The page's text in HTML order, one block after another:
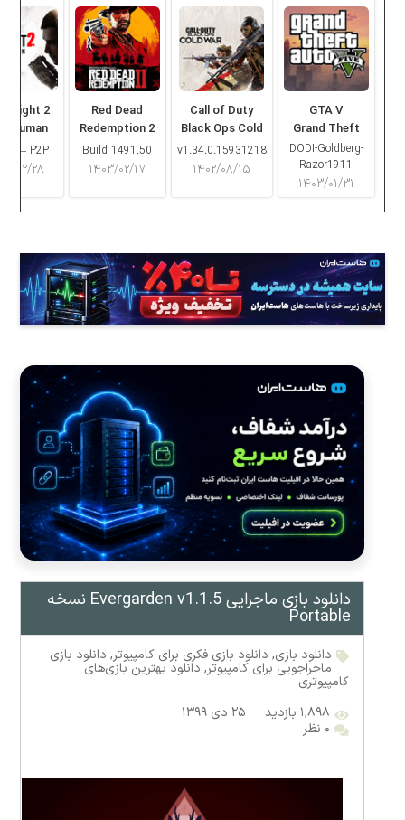
GTA V
Grand Theft
Auto V
DODI-Goldberg-
Razor1911
۱۴۰۳/۰۱/۳۱
Call of Duty
Black Ops Cold
War
v1.34.0.15931218
۱۴۰۲/۰۸/۱۵
Red Dead
Redemption 2
Build 1491.50
۱۴۰۳/۰۲/۱۷
Light 2
Human
– P2P
۱۴۰۳/
دانلود بازی ماجرایی Evergarden v1.1.5 نسخه
Portable
دانلود بازی, دانلود بازی فکری برای کامپیوتر, دانلود بازی
ماجراجویی برای کامپیوتر, دانلود بهترین بازی‌های
کامپیوتری
۱,۸۹۸ بازدید
۲۵ دی ۱۳۹۹
۰ نظر